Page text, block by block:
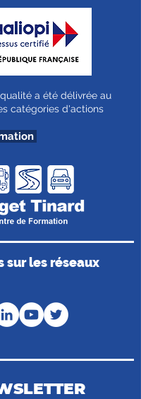
a été délivrée au
catégories d'actions
sur les réseaux